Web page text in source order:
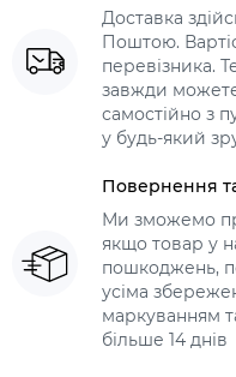
Доставка
Поштою.
перевізника.
завжди
самостійно з
у будь-який
Повернення
Ми зможемо
якщо товар у
пошкоджень,
усіма
маркуванням
більше 14 днів